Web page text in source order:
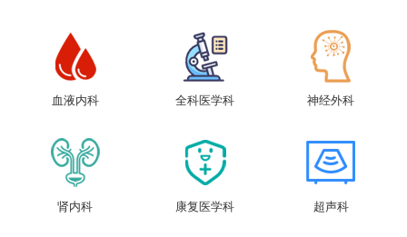
血液内科 全科医学科 神经外科
肾内科 康复医学科 超声科